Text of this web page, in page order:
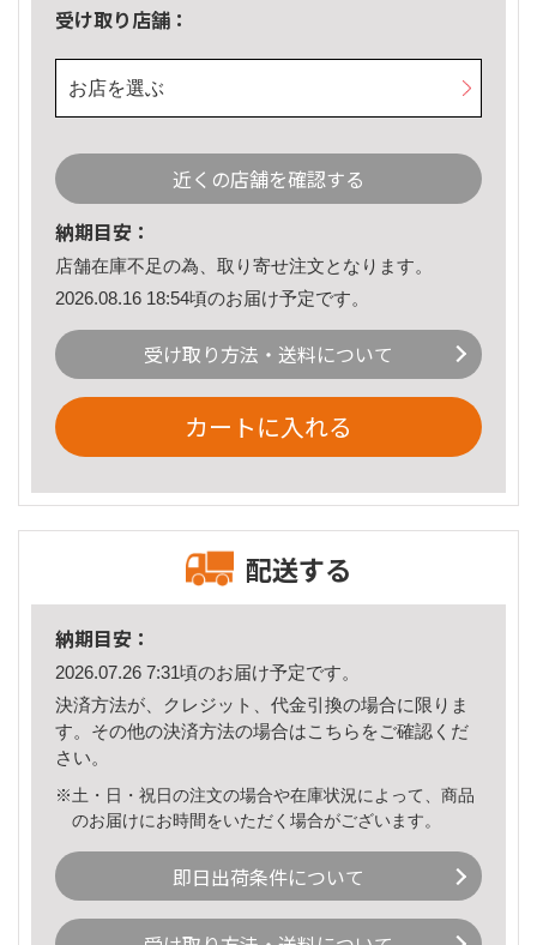
受け取り店舗：
お店を選ぶ
近くの店舗を確認する
納期目安：
店舗在庫不足の為、取り寄せ注文となります。
2026.08.16 18:54頃のお届け予定です。
受け取り方法・送料について
カートに入れる
配送する
納期目安：
2026.07.26 7:31頃のお届け予定です。
決済方法が、クレジット、代金引換の場合に限りま
す。その他の決済方法の場合はこちら をご確認くだ
さい。
※土・日・祝日の注文の場合や在庫状況によって、商品
のお届けにお時間をいただく場合がございます。
即日出荷条件について